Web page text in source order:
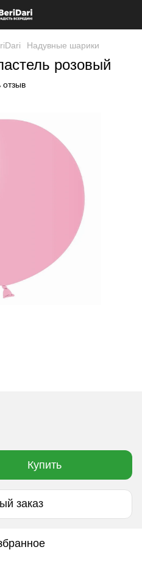
Надувные шарики
розовый
отзыв
Купить
заказ